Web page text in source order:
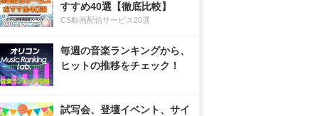
すすめ40選【徹底比較】
CS動画配信サービス20選
毎週の音楽ランキングから、
ヒットの推移をチェック！
試写会、登壇イベント、サイ